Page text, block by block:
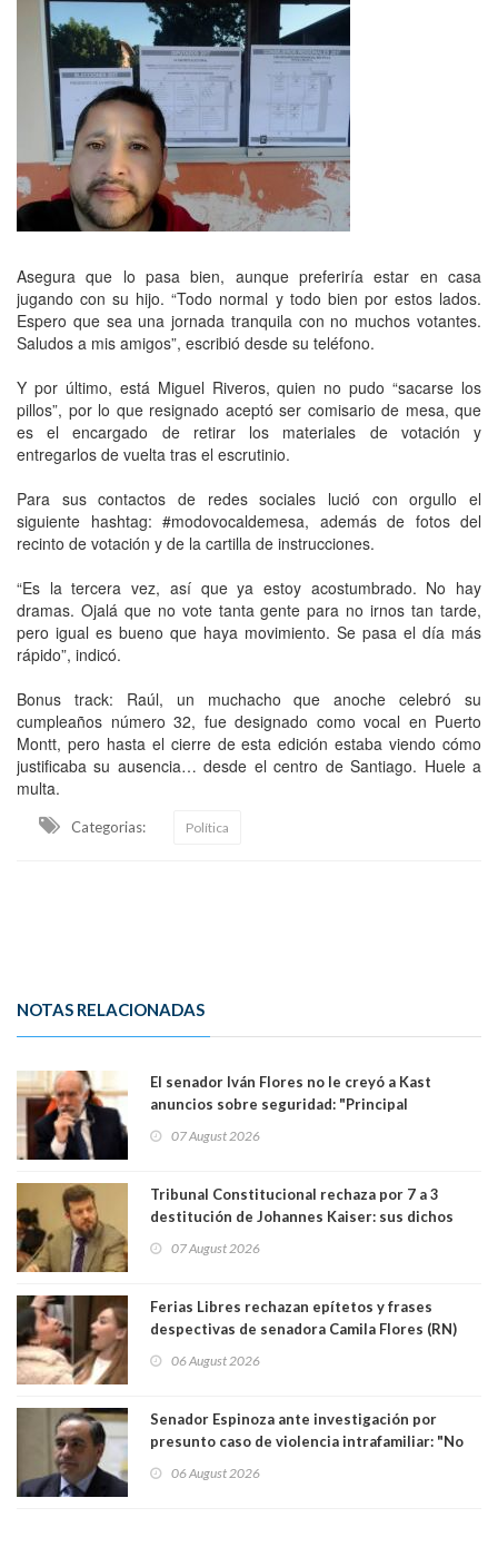
Asegura que lo pasa bien, aunque preferiría estar en casa
jugando con su hijo. “Todo normal y todo bien por estos lados.
Espero que sea una jornada tranquila con no muchos votantes.
Saludos a mis amigos”, escribió desde su teléfono.
Y por último, está Miguel Riveros, quien no pudo “sacarse los
pillos”, por lo que resignado aceptó ser comisario de mesa, que
es el encargado de retirar los materiales de votación y
entregarlos de vuelta tras el escrutinio.
Para sus contactos de redes sociales lució con orgullo el
siguiente hashtag: #modovocaldemesa, además de fotos del
recinto de votación y de la cartilla de instrucciones.
“Es la tercera vez, así que ya estoy acostumbrado. No hay
dramas. Ojalá que no vote tanta gente para no irnos tan tarde,
pero igual es bueno que haya movimiento. Se pasa el día más
rápido”, indicó.
Bonus track: Raúl, un muchacho que anoche celebró su
cumpleaños número 32, fue designado como vocal en Puerto
Montt, pero hasta el cierre de esta edición estaba viendo cómo
justificaba su ausencia… desde el centro de Santiago. Huele a
multa.
Categorias: Política
NOTAS RELACIONADAS
El senador Iván Flores no le creyó a Kast
anuncios sobre seguridad: "Principal
perseguir ruta del dinero y levantar secreto
07 August 2026
Tribunal Constitucional rechaza por 7 a 3
destitución de Johannes Kaiser: sus dichos
justicia constitucional porque no es diputado
07 August 2026
Ferias Libres rechazan epítetos y frases
despectivas de senadora Camila Flores (RN)
06 August 2026
Senador Espinoza ante investigación por
presunto caso de violencia intrafamiliar: "No
antecedentes a Tribunal Supremo
06 August 2026